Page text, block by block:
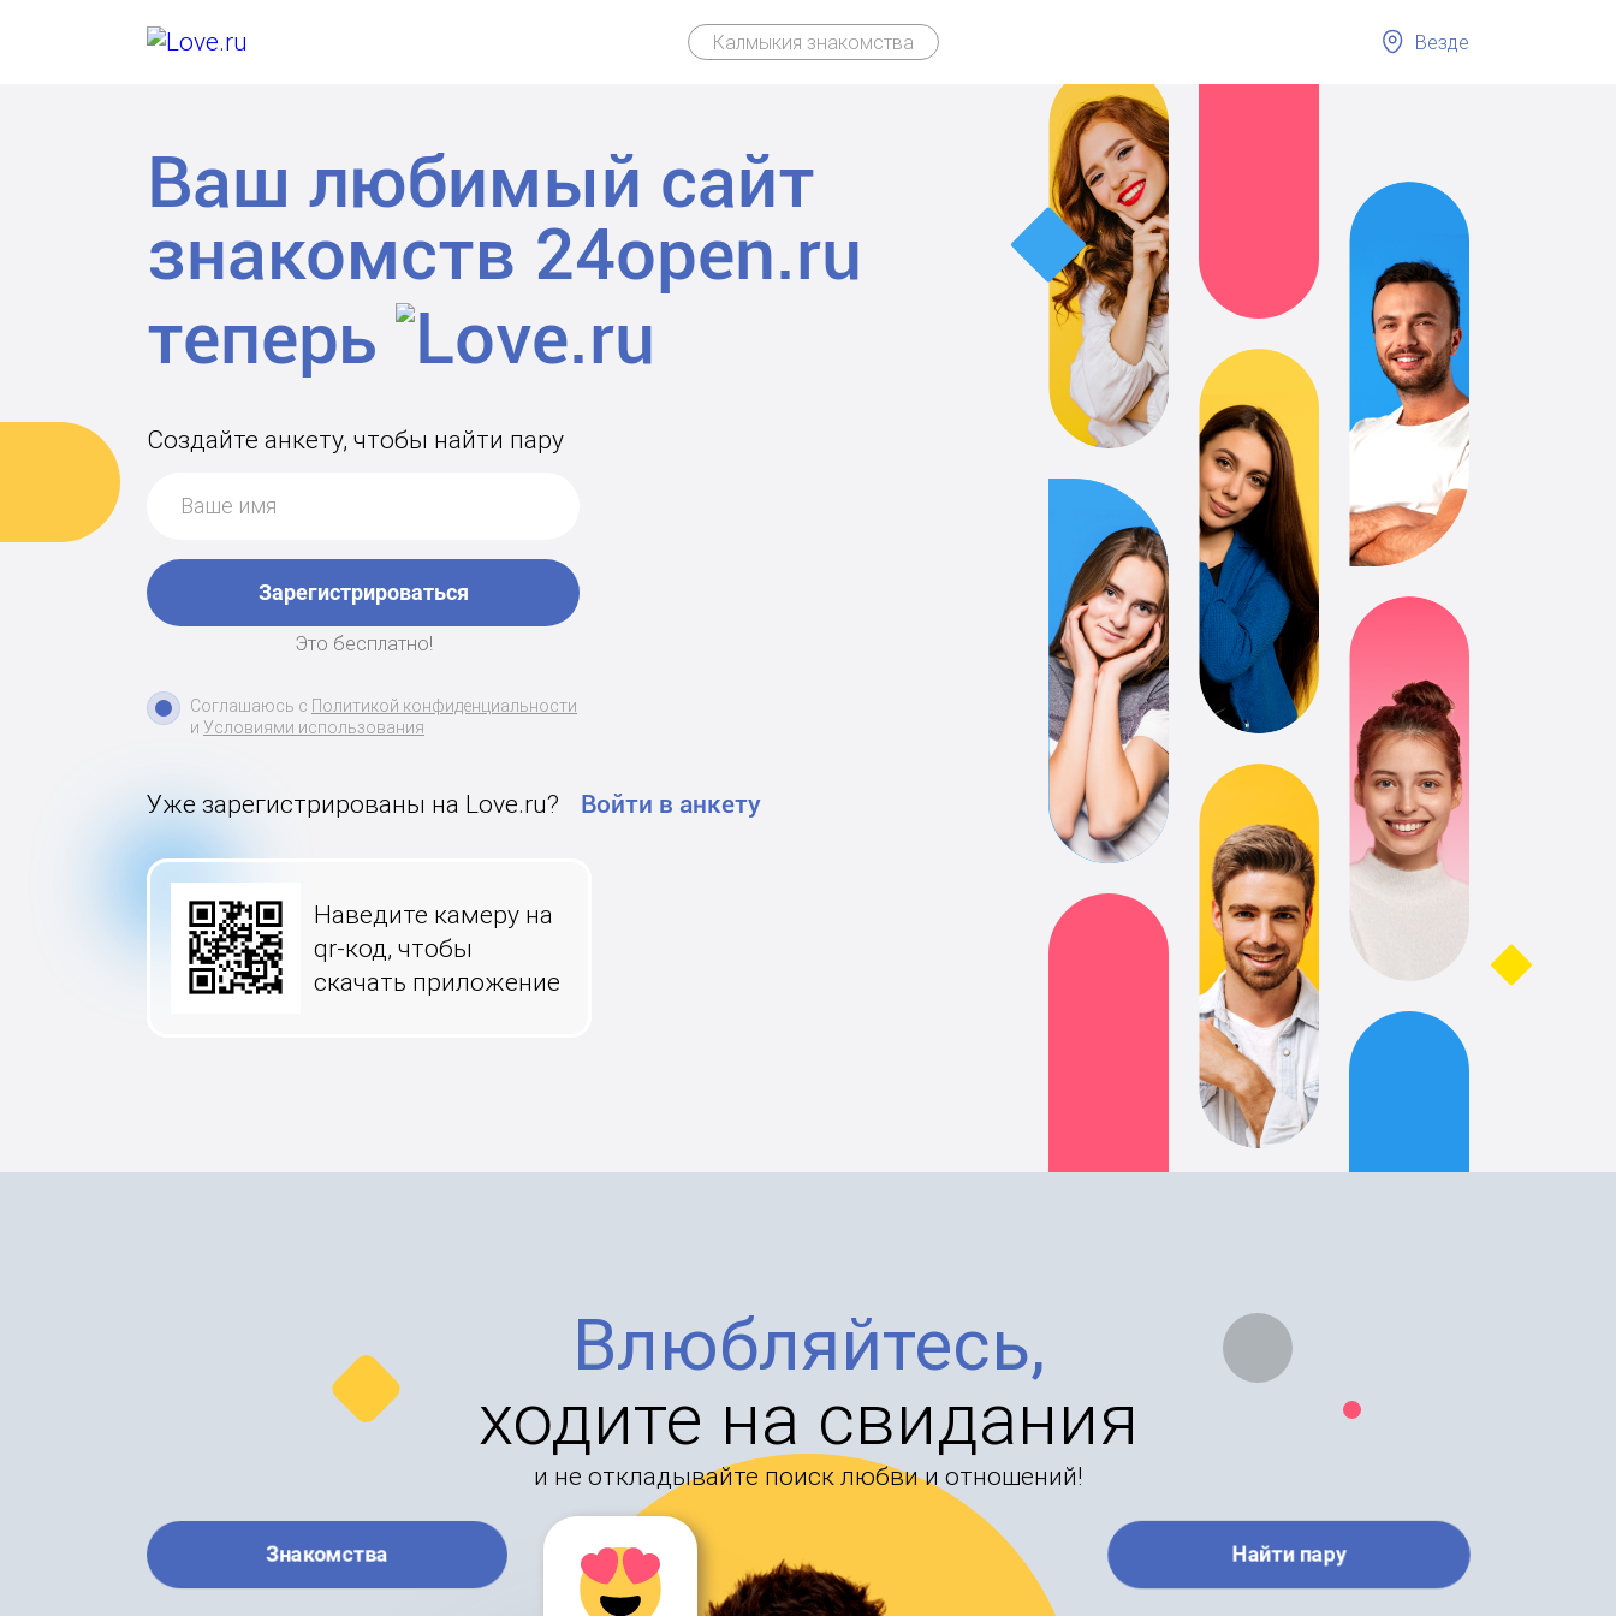
Калмыкия знакомства Везде
Ваш любимый сайт
знакомств 24open.ru
теперь
Создайте анкету, чтобы найти пару
Зарегистрироваться
Это бесплатно!
Соглашаюсь с Политикой конфиденциальности
и Условиями использования
Уже зарегистрированы на Love.ru? Войти в анкету
Наведите камеру на
qr-код, чтобы
скачать приложение
Влюбляйтесь,
ходите на свидания
и не откладывайте поиск любви и отношений!
Знакомства Найти пару